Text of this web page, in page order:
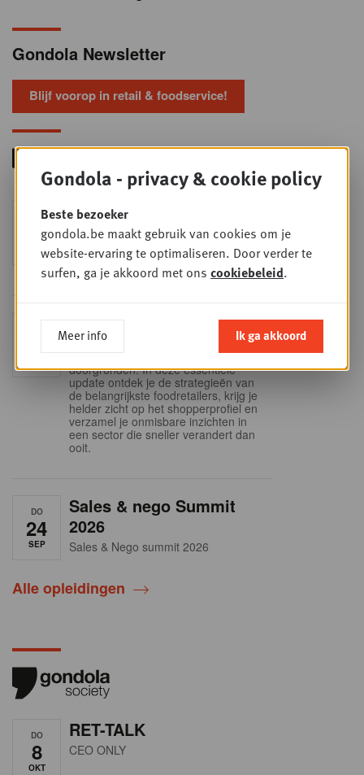
Gondola Newsletter
Blijf voorop in retail & foodservice!
WOE
9
SEP
Foodservice - Joint
business planning
Intro to Negotiation: Succes aan de
onderhandelingstafel is geen toeval!
15
Into Retail - Sold out
Mis deze unieke kans niet om het
Belgische retaillandschap volledig te
doorgronden. In deze essentiële
update ontdek je de strategieën van
de belangrijkste foodretailers, krijg je
helder zicht op het shopperprofiel en
verzamel je onmisbare inzichten in
een sector die sneller verandert dan
ooit.
DO
24
SEP
Sales & nego Summit
2026
Sales & Nego summit 2026
Alle opleidingen
DO
8
OKT
RET-TALK
CEO ONLY
Gondola - privacy & cookie policy
Beste bezoeker
gondola.be maakt gebruik van cookies om je
website-ervaring te optimaliseren. Door verder te
surfen, ga je akkoord met ons cookiebeleid.
Meer info Ik ga akkoord